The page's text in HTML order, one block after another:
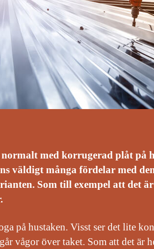
med korrugerad plåt på
väldigt många fördelar med
Som till exempel att det
på hustaken. Visst ser det lite
vågor över taket. Som att det är